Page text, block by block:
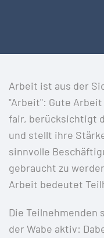
Arbeit ist aus der
"Arbeit": Gute
fair, berücksichtigt
und stellt ihre
sinnvolle
gebraucht zu
Arbeit bedeutet
Die Teilnehmenden
der Wabe aktiv: